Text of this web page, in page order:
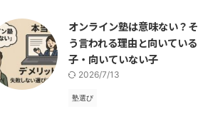
オンライン塾は意味ない？そ
う言われる理由と向いている
子・向いていない子
2026/7/13
塾選び